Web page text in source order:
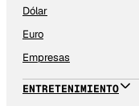
Dólar
Euro
Empresas
ENTRETENIMIENTO